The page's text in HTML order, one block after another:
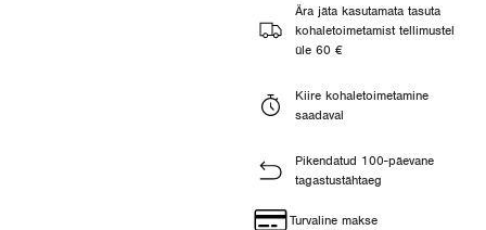
Ära jäta kasutamata tasuta
kohaletoimetamist tellimustel
üle 60 €
Kiire kohaletoimetamine
saadaval
Pikendatud 100-päevane
tagastustähtaeg
Turvaline makse